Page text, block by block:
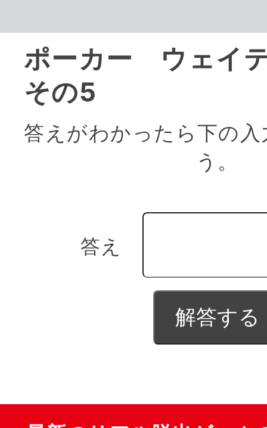
ポーカー ウェイ
その5
答えがわかったら下の
う。
答え